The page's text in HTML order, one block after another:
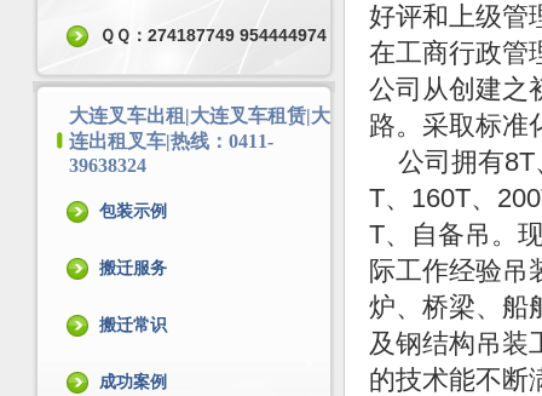
ＱＱ：274187749 954444974
大连叉车出租|大连叉车租赁|大
连出租叉车|热线：0411-
39638324
包装示例
搬迁服务
搬迁常识
成功案例
好评和上级管
在工商行政管
公司从创建之
路。采取标准
公司拥有8T
T、160T、
T、自备吊。
际工作经验吊
炉、桥梁、船
及钢结构吊装
的技术能不断